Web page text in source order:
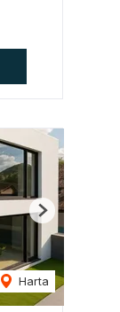
Harta
Next